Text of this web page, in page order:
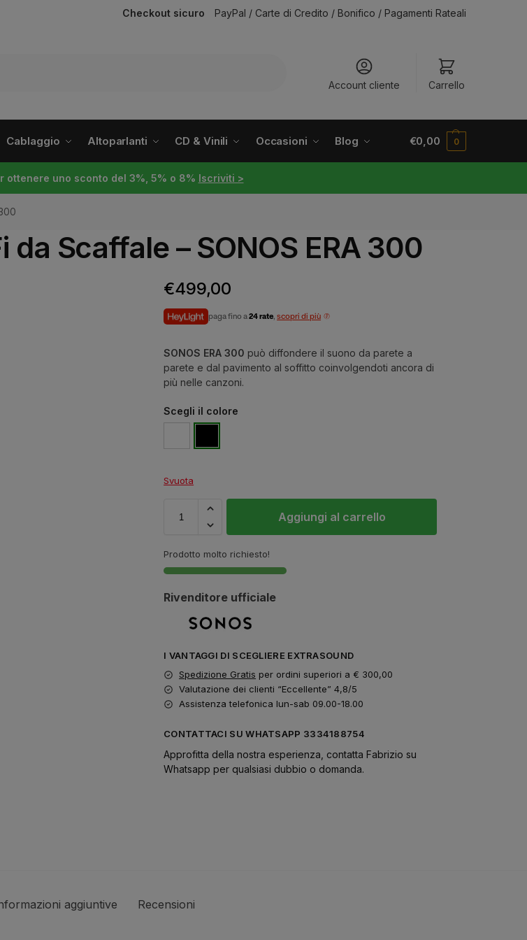
Checkout sicuro PayPal / Carte di Credito / Bonifico / Pagamenti Rateali
Account cliente Carrello
Cablaggio Altoparlanti CD & Vinili Occasioni Blog €0,00 0
ottenere uno sconto del 3%, 5% o 8% Iscriviti >
Scaffale – SONOS ERA 300
€499,00
paga fino a24 rate,scopri di più
SONOS ERA 300 può diffondere il suono da parete a
parete e dal pavimento al soffitto coinvolgendoti ancora di
più nelle canzoni.
Scegli il colore
Svuota
Aggiungi al carrello
Prodotto molto richiesto!
Rivenditore ufficiale
I VANTAGGI DI SCEGLIERE EXTRASOUND
Spedizione Gratis per ordini superiori a € 300,00
Valutazione dei clienti “Eccellente” 4,8/5
Assistenza telefonica lun-sab 09.00-18.00
CONTATTACI SU WHATSAPP 3334188754
Approfitta della nostra esperienza, contatta Fabrizio su
Whatsapp per qualsiasi dubbio o domanda.
aggiuntive Recensioni